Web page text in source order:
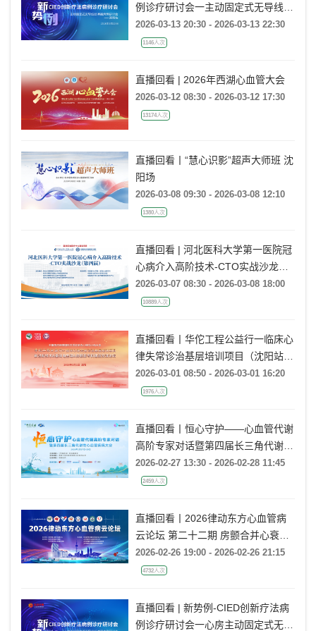
例诊疗研讨会一主动固定式无导线起
搏器病例研讨会一湖南站
2026-03-13 20:30 - 2026-03-13 22:30
1146人次
直播回看 | 2026年西湖心血管大会
2026-03-12 08:30 - 2026-03-12 17:30
13174人次
直播回看丨“慧心识影”超声大师班 沈
阳场
2026-03-08 09:30 - 2026-03-08 12:10
1380人次
直播回看 | 河北医科大学第一医院冠
心病介入高阶技术-CTO实战沙龙
（第四届）
2026-03-07 08:30 - 2026-03-08 18:00
10889人次
直播回看丨华佗工程公益行一临床心
律失常诊治基层培训项目（沈阳站）
前沿新技术&基础电生理&房颤亚专
科建设交流论坛
2026-03-01 08:50 - 2026-03-01 16:20
1976人次
直播回看丨恒心守护——心血管代谢
高阶专家对话暨第四届长三角代谢性
心血管疾病大会
2026-02-27 13:30 - 2026-02-28 11:45
2459人次
直播回看丨2026律动东方心血管病
云论坛 第二十二期 房颤合并心衰的
导管消融治疗
2026-02-26 19:00 - 2026-02-26 21:15
4732人次
直播回看 | 新势例-CIED创新疗法病
例诊疗研讨会一心房主动固定式无导